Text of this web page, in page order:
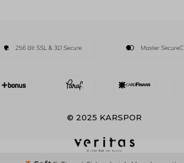
© 2025 KARSPOR